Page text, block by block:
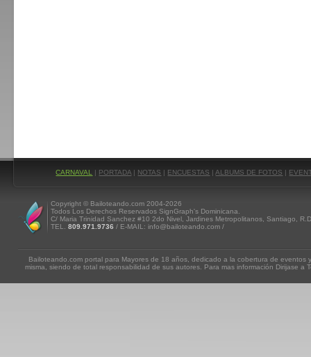
CARNAVAL | PORTADA | NOTAS | ENCUESTAS |ALBUMS DE FOTOS |
Copyright © Bailoteando.com 2004-2026
Todos Los Derechos Reservados SignGraph's Dominicana.
C/ Maria Trinidad Sanchez #10 2do Nivel, Jardines Metropolitanos, Santiago, R.D
TEL. 809.971.9736 / E-MAIL: info@bailoteando.com /
Bailoteando.com portal para Mayores de 18 años, dedicado a la cobertura de
misma, siendo de total responsabilidad de sus autores. Para mas información Dirijase a